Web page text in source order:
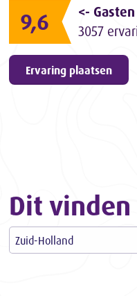
9,6
<-
3057
Ervaring plaatsen
Dit